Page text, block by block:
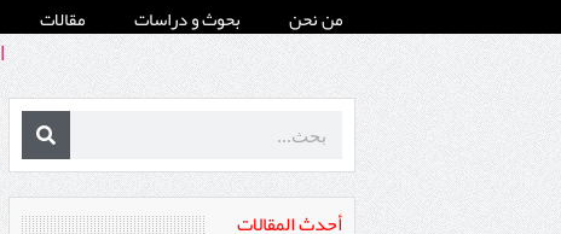
من نحن بحوث و دراسات مقالات
أحدث المقالات